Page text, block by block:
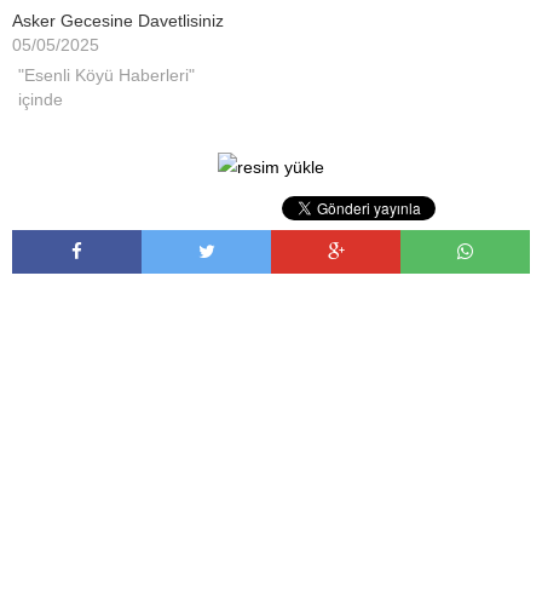
Asker Gecesine Davetlisiniz
05/05/2025
"Esenli Köyü Haberleri"
içinde